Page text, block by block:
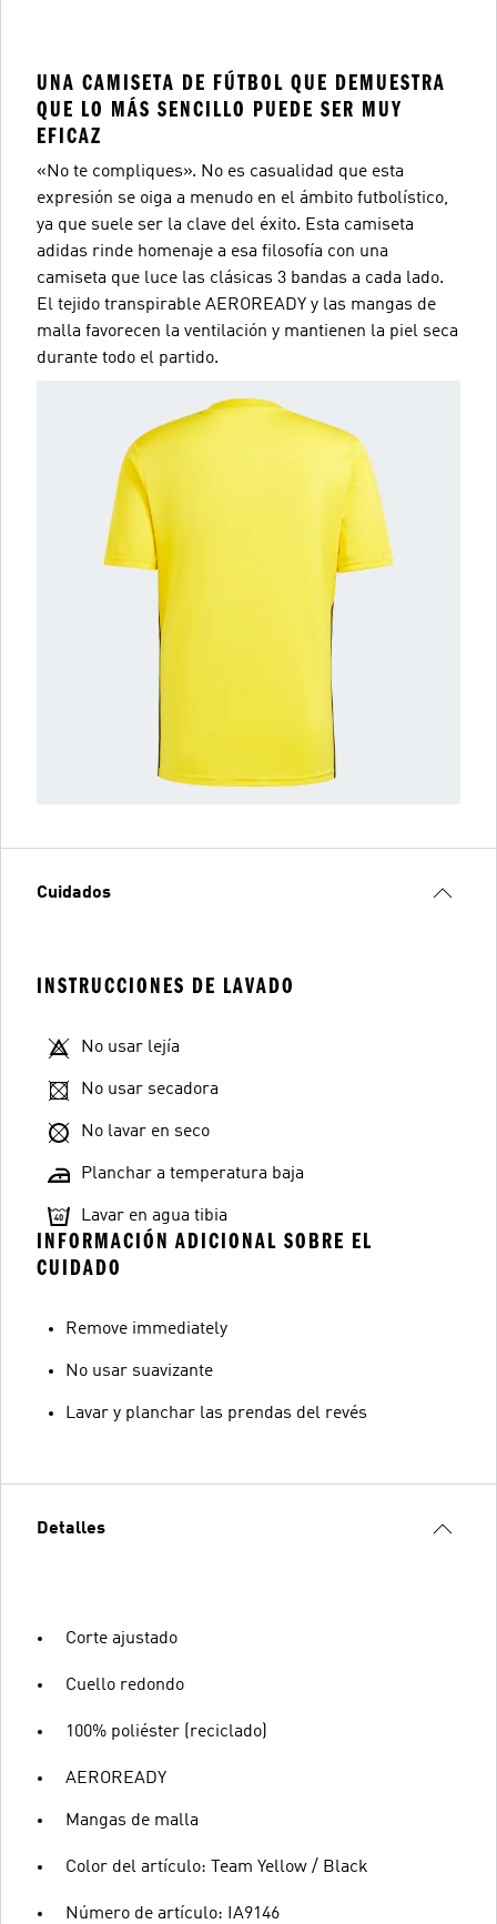
UNA CAMISETA DE FÚTBOL QUE DEMUESTRA
QUE LO MÁS SENCILLO PUEDE SER MUY
EFICAZ
«No te compliques». No es casualidad que esta
expresión se oiga a menudo en el ámbito futbolístico,
ya que suele ser la clave del éxito. Esta camiseta
adidas rinde homenaje a esa filosofía con una
camiseta que luce las clásicas 3 bandas a cada lado.
El tejido transpirable AEROREADY y las mangas de
malla favorecen la ventilación y mantienen la piel seca
durante todo el partido.
Cuidados
INSTRUCCIONES DE LAVADO
No usar lejía
No usar secadora
No lavar en seco
Planchar a temperatura baja
Lavar en agua tibia
INFORMACIÓN ADICIONAL SOBRE EL
CUIDADO
Remove immediately
No usar suavizante
Lavar y planchar las prendas del revés
Detalles
Corte ajustado
Cuello redondo
100% poliéster (reciclado)
AEROREADY
Mangas de malla
Color del artículo: Team Yellow / Black
Número de artículo: IA9146